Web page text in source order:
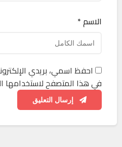
الاسم *
احفظ اسمي، بريدي
في هذا المتصفح لاستخدامها